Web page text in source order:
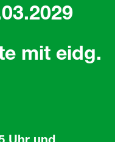
mit eidg.